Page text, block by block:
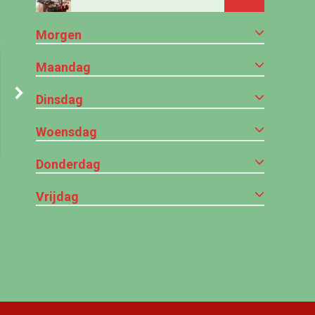
Morgen
Maandag
Dinsdag
Woensdag
Donderdag
Vrijdag